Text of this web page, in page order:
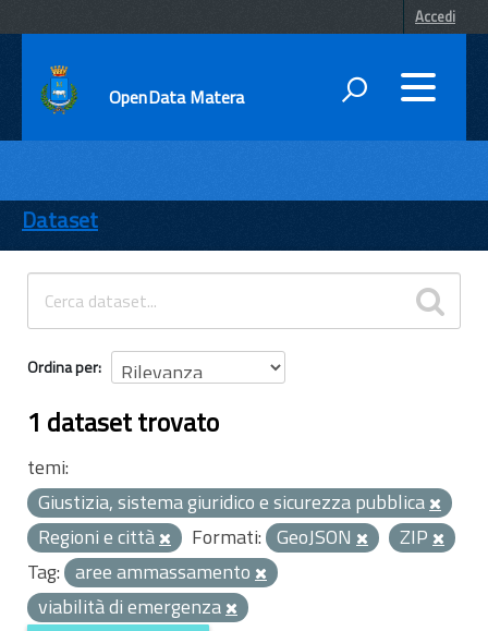
Accedi
OpenData Matera
ENTI
TEMI
INFORMAZIONI
Dataset
Ordina per
1 dataset trovato
temi:
Giustizia, sistema giuridico e sicurezza pubblica
Regioni e città
Formati: GeoJSON
ZIP
Tag: aree ammassamento
viabilità di emergenza